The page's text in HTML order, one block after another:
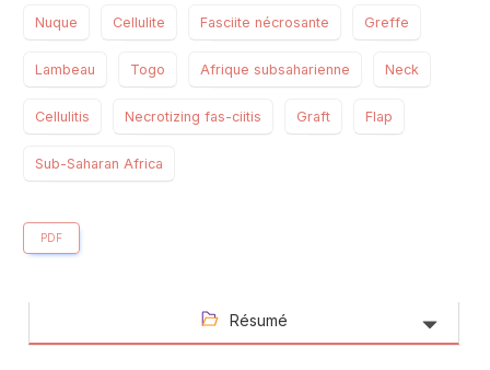
Nuque Cellulite Fasciite nécrosante Greffe
Lambeau Togo Afrique subsaharienne Neck
Cellulitis Necrotizing fas-ciitis Graft Flap
Sub-Saharan Africa
PDF
Résumé